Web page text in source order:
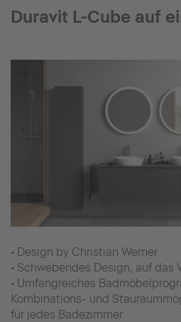
Duravit L-Cube auf
• Design by Christian Werner
• Schwebendes Design, auf das
• Umfangreiches
Kombinations- und
für jedes Badezimmer